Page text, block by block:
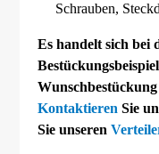
Schrauben,
Es handelt sich bei
Kontaktieren Sie
Sie unseren